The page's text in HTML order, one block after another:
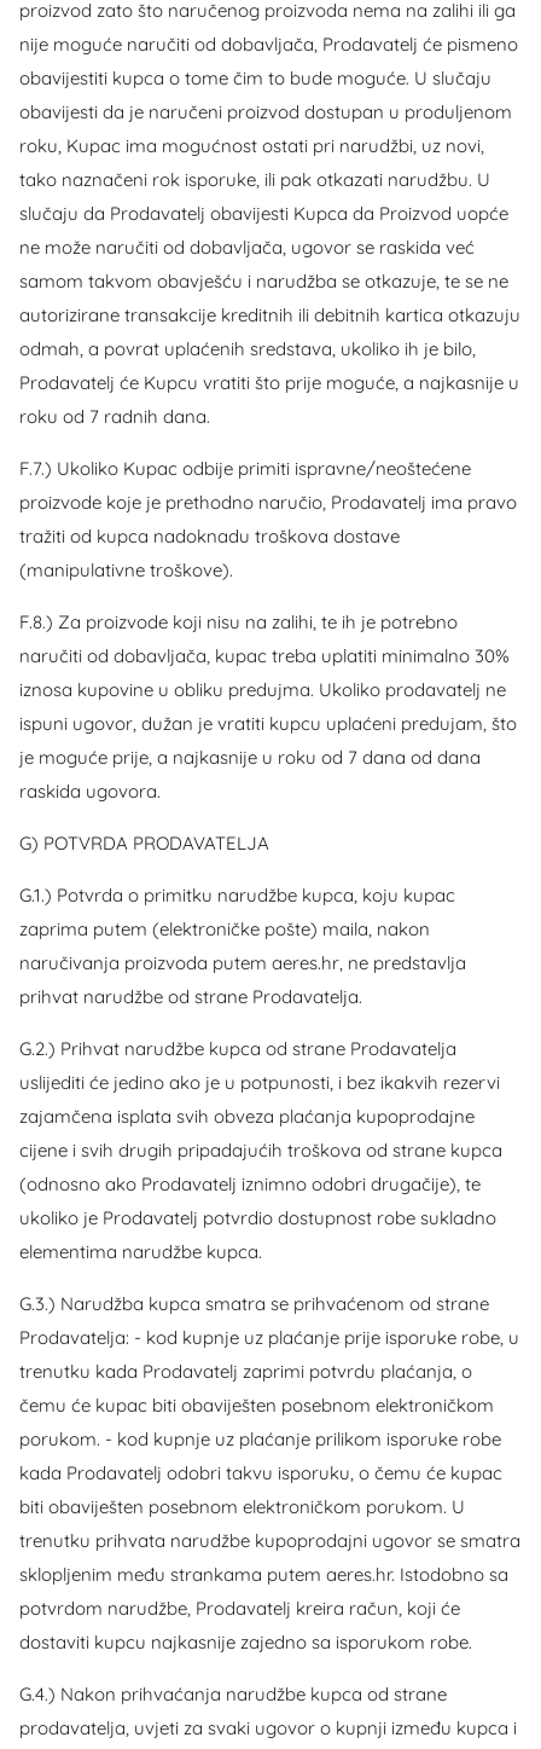
proizvod zato što naručenog proizvoda nema na zalihi ili ga
nije moguće naručiti od dobavljača, Prodavatelj će pismeno
obavijestiti kupca o tome čim to bude moguće. U slučaju
obavijesti da je naručeni proizvod dostupan u produljenom
roku, Kupac ima mogućnost ostati pri narudžbi, uz novi,
tako naznačeni rok isporuke, ili pak otkazati narudžbu. U
slučaju da Prodavatelj obavijesti Kupca da Proizvod uopće
ne može naručiti od dobavljača, ugovor se raskida već
samom takvom obavješću i narudžba se otkazuje, te se ne
autorizirane transakcije kreditnih ili debitnih kartica otkazuju
odmah, a povrat uplaćenih sredstava, ukoliko ih je bilo,
Prodavatelj će Kupcu vratiti što prije moguće, a najkasnije u
roku od 7 radnih dana.
F.7.) Ukoliko Kupac odbije primiti ispravne/neoštećene
proizvode koje je prethodno naručio, Prodavatelj ima pravo
tražiti od kupca nadoknadu troškova dostave
(manipulativne troškove).
F.8.) Za proizvode koji nisu na zalihi, te ih je potrebno
naručiti od dobavljača, kupac treba uplatiti minimalno 30%
iznosa kupovine u obliku predujma. Ukoliko prodavatelj ne
ispuni ugovor, dužan je vratiti kupcu uplaćeni predujam, što
je moguće prije, a najkasnije u roku od 7 dana od dana
raskida ugovora.
G) POTVRDA PRODAVATELJA
G.1.) Potvrda o primitku narudžbe kupca, koju kupac
zaprima putem (elektroničke pošte) maila, nakon
naručivanja proizvoda putem aeres.hr, ne predstavlja
prihvat narudžbe od strane Prodavatelja.
G.2.) Prihvat narudžbe kupca od strane Prodavatelja
uslijediti će jedino ako je u potpunosti, i bez ikakvih rezervi
zajamčena isplata svih obveza plaćanja kupoprodajne
cijene i svih drugih pripadajućih troškova od strane kupca
(odnosno ako Prodavatelj iznimno odobri drugačije), te
ukoliko je Prodavatelj potvrdio dostupnost robe sukladno
elementima narudžbe kupca.
G.3.) Narudžba kupca smatra se prihvaćenom od strane
Prodavatelja: - kod kupnje uz plaćanje prije isporuke robe, u
trenutku kada Prodavatelj zaprimi potvrdu plaćanja, o
čemu će kupac biti obaviješten posebnom elektroničkom
porukom. - kod kupnje uz plaćanje prilikom isporuke robe
kada Prodavatelj odobri takvu isporuku, o čemu će kupac
biti obaviješten posebnom elektroničkom porukom. U
trenutku prihvata narudžbe kupoprodajni ugovor se smatra
sklopljenim među strankama putem aeres.hr. Istodobno sa
potvrdom narudžbe, Prodavatelj kreira račun, koji će
dostaviti kupcu najkasnije zajedno sa isporukom robe.
G.4.) Nakon prihvaćanja narudžbe kupca od strane
prodavatelja, uvjeti za svaki ugovor o kupnji između kupca i